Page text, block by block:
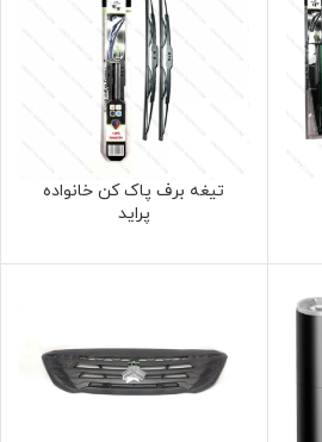
تیغه برف پاک کن خانواده
پراید